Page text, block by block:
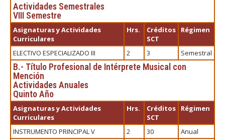
Actividades Semestrales
VIII Semestre
Asignaturas y Actividades
Curriculares
Hrs.
Créditos
SCT
Régimen
ELECTIVO ESPECIALIZADO III 2 3 Semestral
B.- Título Profesional de Intérprete Musical con
Mención
Actividades Anuales
Quinto Año
Asignaturas y Actividades
Curriculares
Hrs.
Créditos
SCT
Régimen
INSTRUMENTO PRINCIPAL V 2 30
Anual